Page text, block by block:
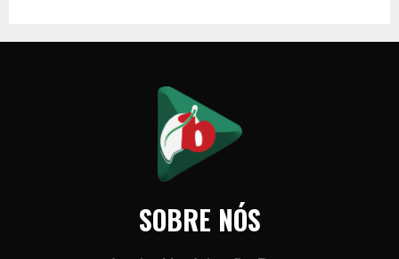
SOBRE NÓS